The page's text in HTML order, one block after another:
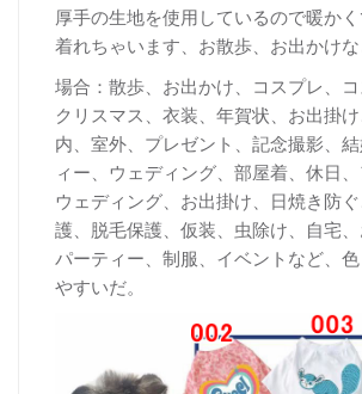
厚手の生地を使用しているので暖か
着れちゃいます、お散歩、お出かけな
場合：散歩、お出かけ、コスプレ、コ
クリスマス、衣装、年賀状、お出掛
内、室外、プレゼント、記念撮影、
ィー、ウェディング、部屋着、休日、
ウェディング、お出掛け、日焼き防
護、脱毛保護、仮装、虫除け、自宅
パーティー、制服、イベントなど、
やすいだ。